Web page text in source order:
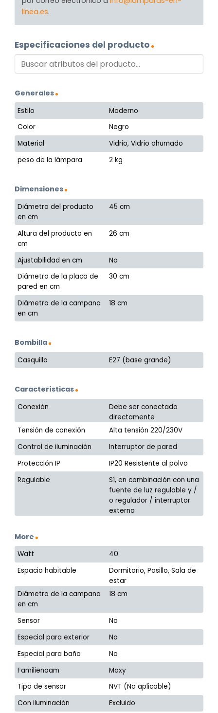
linea.es.
Especificaciones del producto
Generales
Estilo
Moderno
Color
Negro
Material
Vidrio, Vidrio ahumado
peso de la lámpara
2 kg
Dimensiones
Diámetro del producto
en cm
45 cm
Altura del producto en
cm
26 cm
Ajustabilidad en cm
No
Diámetro de la placa de
pared en cm
30 cm
Diámetro de la campana
en cm
18 cm
Bombilla
Casquillo E27 (base grande)
Características
Conexión
Debe ser conectado
directamente
Tensión de conexión
Alta tensión 220/230V
Control de iluminación
Interruptor de pared
Protección IP
IP20 Resistente al polvo
Regulable
Sí, en combinación con una
fuente de luz regulable y /
o regulador / interruptor
externo
More
Watt
40
Espacio habitable
Dormitorio, Pasillo, Sala de
estar
Diámetro de la campana
en cm
18 cm
Sensor
No
Especial para exterior
No
Especial para baño
No
Familienaam
Maxy
Tipo de sensor
NVT (No aplicable)
Con iluminación
Excluido